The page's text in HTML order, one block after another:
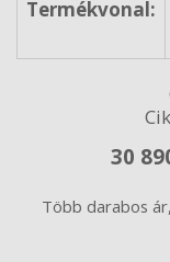
Termékvonal:
30
Több darabos